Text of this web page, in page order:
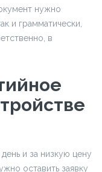
нужно
и грамматически,
в
и за низкую цену
оставить заявку